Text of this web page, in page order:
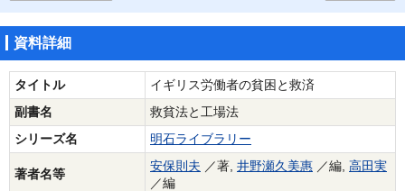
資料詳細
タイトル
イギリス労働者の貧困と救済
副書名
救貧法と工場法
シリーズ名
明石ライブラリー
著者名等
安保則夫 ／著, 井野瀬久美惠 ／編, 高田実
／編